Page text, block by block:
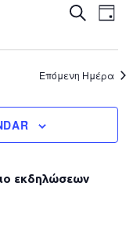
Search
and
Views
DAY
Επόμενη Ημέρα
εκδηλώσεων